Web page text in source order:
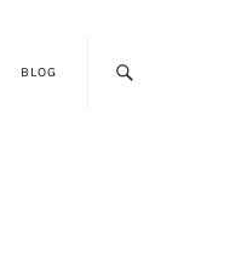
BLOG